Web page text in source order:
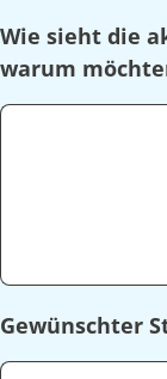
Wie sieht die
warum
Gewünschter